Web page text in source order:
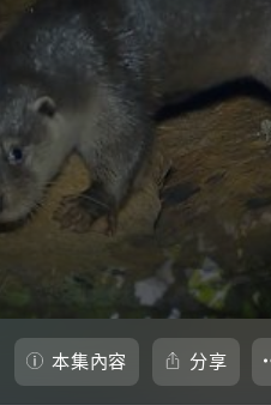
本集內容 分享